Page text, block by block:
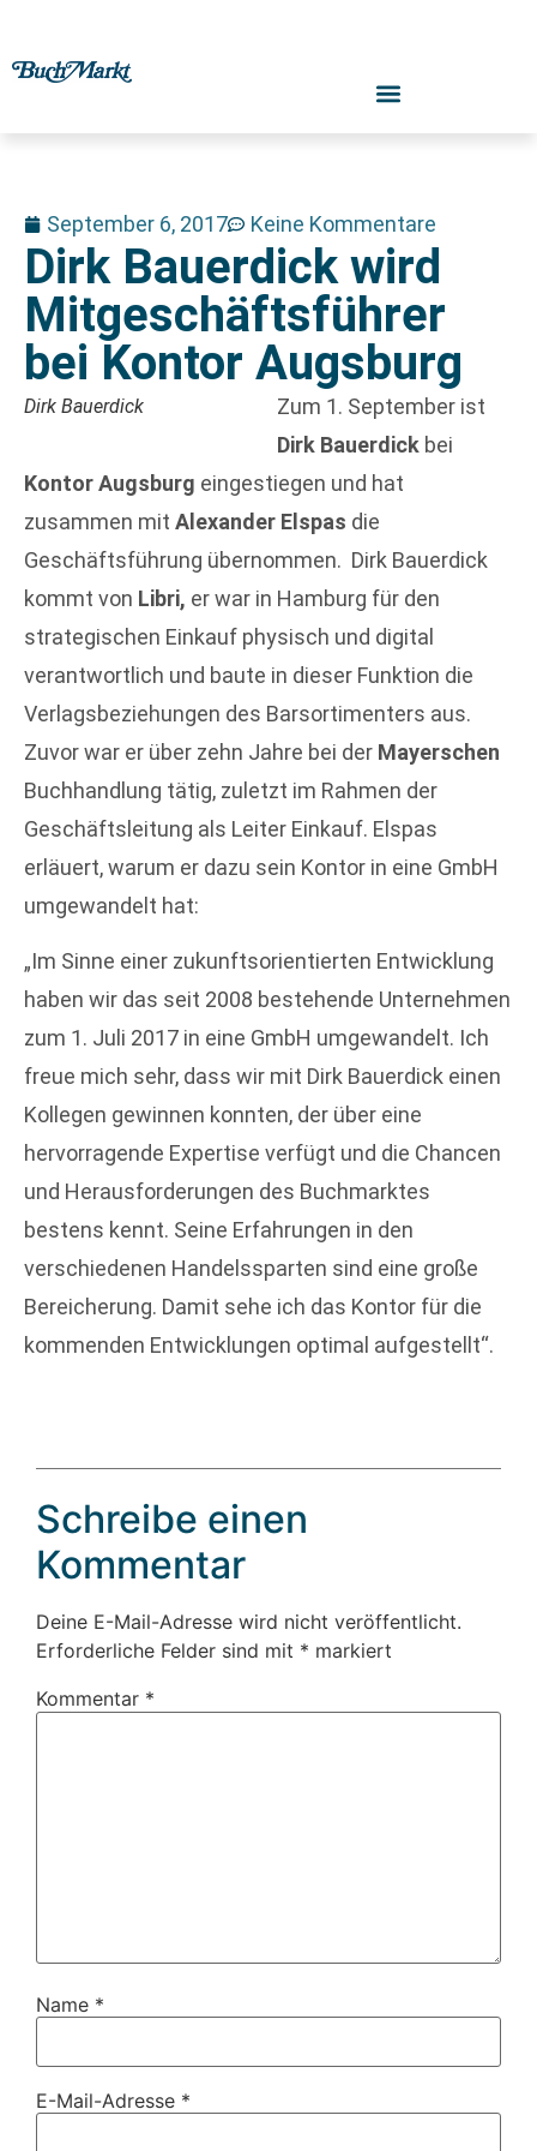
September 6, 2017 Keine Kommentare
Dirk Bauerdick wird
Mitgeschäftsführer
bei Kontor Augsburg
Dirk Bauerdick
Zum 1. September ist
Dirk Bauerdick bei
Kontor Augsburg eingestiegen und hat
zusammen mit Alexander Elspas die
Geschäftsführung übernommen. Dirk Bauerdick
kommt von Libri, er war in Hamburg für den
strategischen Einkauf physisch und digital
verantwortlich und baute in dieser Funktion die
Verlagsbeziehungen des Barsortimenters aus.
Zuvor war er über zehn Jahre bei der Mayerschen
Buchhandlung tätig, zuletzt im Rahmen der
Geschäftsleitung als Leiter Einkauf. Elspas
erläuert, warum er dazu sein Kontor in eine GmbH
umgewandelt hat:
„Im Sinne einer zukunftsorientierten Entwicklung
haben wir das seit 2008 bestehende Unternehmen
zum 1. Juli 2017 in eine GmbH umgewandelt. Ich
freue mich sehr, dass wir mit Dirk Bauerdick einen
Kollegen gewinnen konnten, der über eine
hervorragende Expertise verfügt und die Chancen
und Herausforderungen des Buchmarktes
bestens kennt. Seine Erfahrungen in den
verschiedenen Handelssparten sind eine große
Bereicherung. Damit sehe ich das Kontor für die
kommenden Entwicklungen optimal aufgestellt“.
Schreibe einen
Kommentar
Deine E-Mail-Adresse wird nicht veröffentlicht.
Erforderliche Felder sind mit * markiert
Kommentar *
Name *
E-Mail-Adresse *